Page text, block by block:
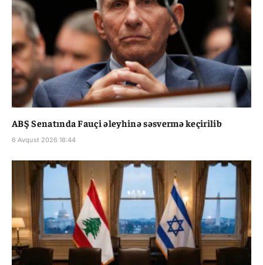
ABŞ Senatında Fauçi əleyhinə səsvermə keçirilib
6 Avqust 2026 18:44